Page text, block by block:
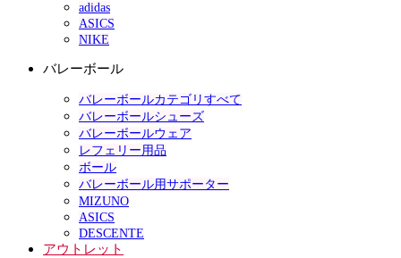
adidas
ASICS
NIKE
バレーボール
バレーボールカテゴリすべて
バレーボールシューズ
バレーボールウェア
レフェリー用品
ボール
バレーボール用サポーター
MIZUNO
ASICS
DESCENTE
アウトレット